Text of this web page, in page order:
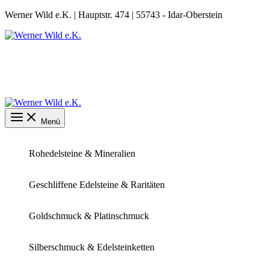
Zum
springen
Werner Wild e.K. | Hauptstr. 474 | 55743 - Idar-Oberstein
Menü
Rohedelsteine & Mineralien
Geschliffene Edelsteine & Raritäten
Goldschmuck & Platinschmuck
Silberschmuck & Edelsteinketten